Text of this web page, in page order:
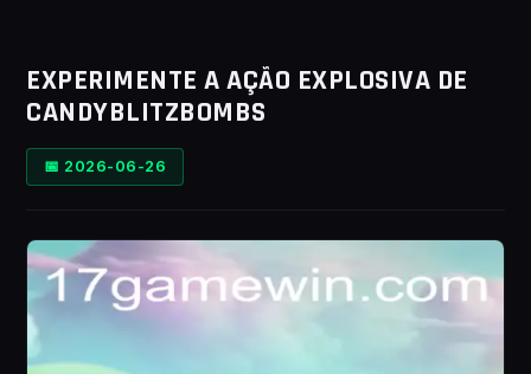
EXPERIMENTE A AÇÃO EXPLOSIVA DE
CANDYBLITZBOMBS
📅 2026-06-26